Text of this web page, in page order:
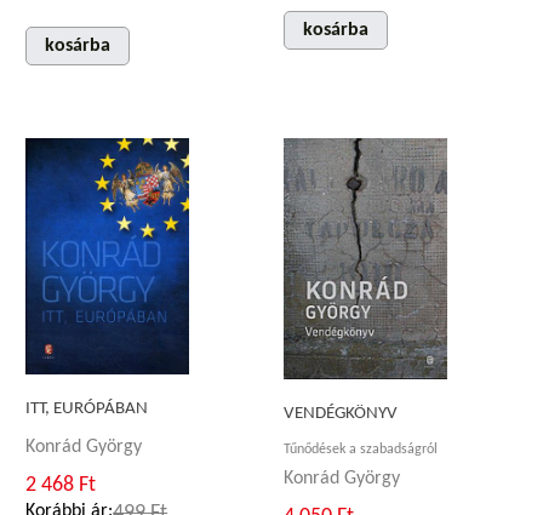
kosárba
kosárba
ITT, EURÓPÁBAN
Konrád György
2 468 Ft
VENDÉGKÖNYV
Tűnődések a szabadságról
Konrád György